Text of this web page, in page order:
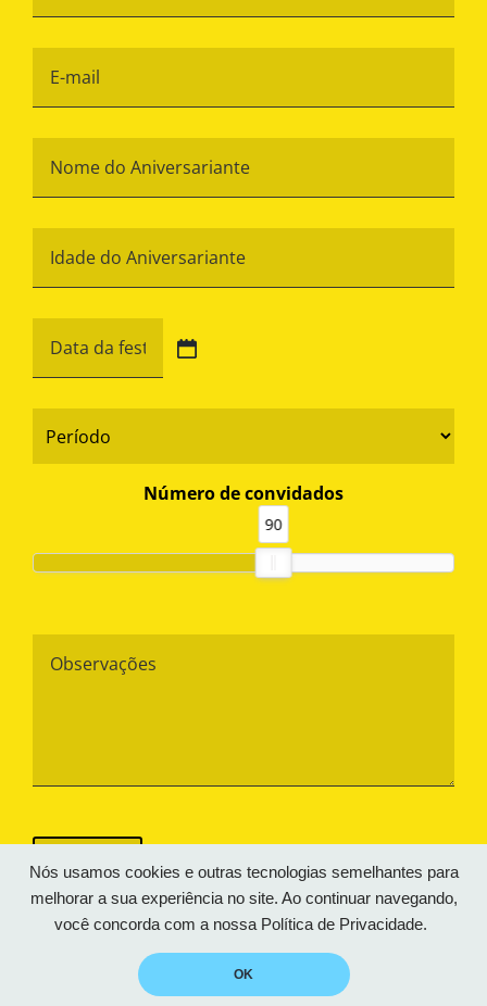
Nós usamos cookies e outras tecnologias semelhantes para
melhorar a sua experiência no site. Ao continuar navegando,
você concorda com a nossa Política de Privacidade.
OK
E-
Nome
do
Idade
do
barra
YYYY
Período
Número de convidados
90
© Espaço Boo! – 2026